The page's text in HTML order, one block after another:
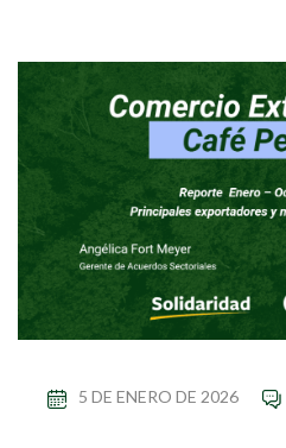
5 DE ENERO DE 2026